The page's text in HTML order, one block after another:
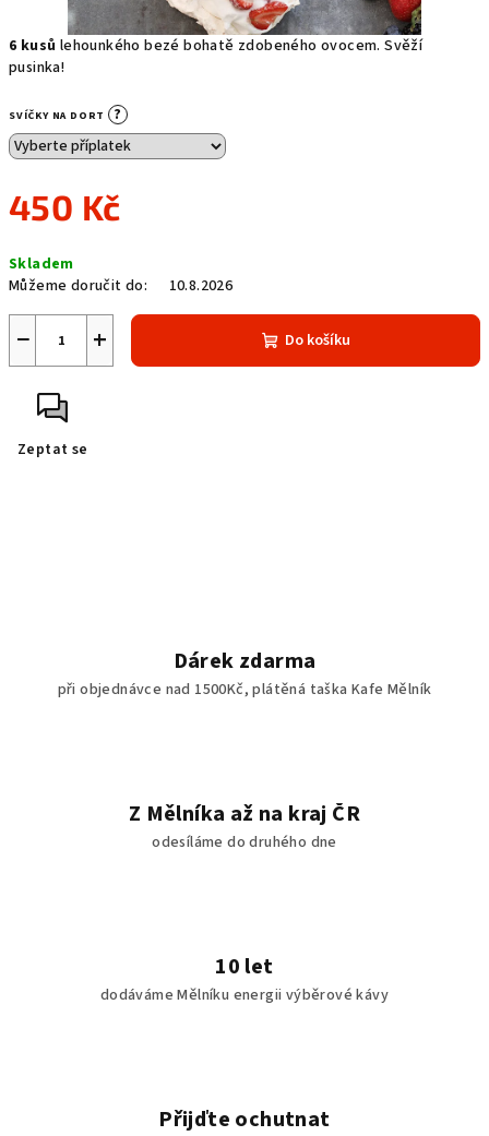
6 kusů lehounkého bezé bohatě zdobeného ovocem. Svěží
pusinka!
SVÍČKY NA DORT ?
450 Kč
cena:
Skladem
Můžeme doručit do:
10.8.2026
+
− Do košíku
Zeptat se
Dárek zdarma
při objednávce nad 1500Kč, plátěná taška Kafe Mělník
Z Mělníka až na kraj ČR
odesíláme do druhého dne
10 let
dodáváme Mělníku energii výběrové kávy
Přijďte ochutnat